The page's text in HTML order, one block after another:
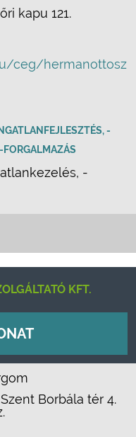
kapu 121.
ceg/hermanottosz
-
FORGALMAZÁS
-
KFT.
Borbála tér 4.